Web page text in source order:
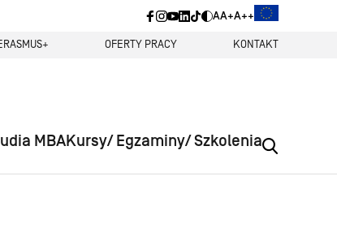
AA+A++
OFERTY PRACY KONTAKT
MBAKursy/ Egzaminy/ Szkolenia